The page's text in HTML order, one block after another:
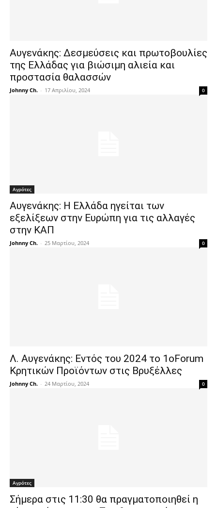
Αυγενάκης: Δεσμεύσεις και πρωτοβουλίες
της Ελλάδας για βιώσιμη αλιεία και
προστασία θαλασσών
Johnny Ch. - 17 Απριλίου, 2024 0
Αγρότες
Αυγενάκης: Η Ελλάδα ηγείται των
εξελίξεων στην Ευρώπη για τις αλλαγές
στην ΚΑΠ
Johnny Ch. - 25 Μαρτίου, 2024 0
Λ. Αυγενάκης: Εντός του 2024 το 1οForum
Κρητικών Προϊόντων στις Βρυξέλλες
Johnny Ch. - 24 Μαρτίου, 2024 0
Αγρότες
Σήμερα στις 11:30 θα πραγματοποιηθεί η